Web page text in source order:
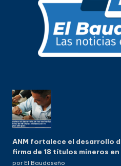
ANM fortalece el desarrollo
firma de 18 títulos mineros
por El Baudoseño